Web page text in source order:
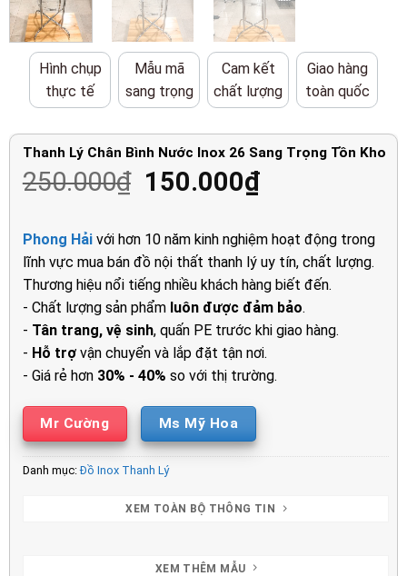
Hình chụp
thực tế
Mẫu mã
sang trọng
Cam kết
chất lượng
Giao hàng
toàn quốc
Thanh Lý Chân Bình Nước Inox 26 Sang Trọng Tồn Kho
250.000₫ Giá
là:
250.000₫.
150.000₫Giá
tại
là:
150.000₫.
Phong Hảivới hơn 10 năm kinh nghiệm hoạt động trong
lĩnh vực mua bán đồ nội thất thanh lý uy tín, chất lượng.
Thương hiệu nổi tiếng nhiều khách hàng biết đến.
- Chất lượng sản phẩm luôn được đảm bảo.
- Tân trang, vệ sinh, quấn PE trước khi giao hàng.
- Hỗ trợvận chuyển và lắp đặt tận nơi.
- Giá rẻ hơn 30% - 40% so với thị trường.
Mr Cường Ms Mỹ Hoa
Danh mục:Đồ Inox Thanh Lý
XEM TOÀN BỘ THÔNG TIN
XEM THÊM MẪU